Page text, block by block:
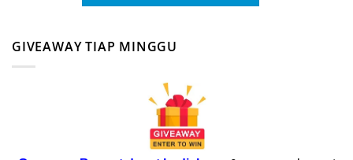
GIVEAWAY TIAP MINGGU